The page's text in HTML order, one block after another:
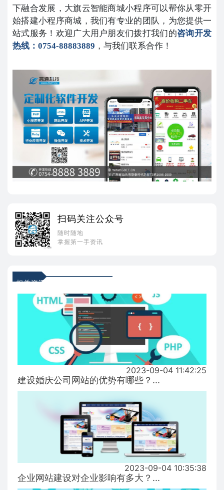
下融合发展，大旗云智能商城小程序可以帮你从零开
始搭建小程序商城，我们有专业的团队，为您提供一
站式服务！欢迎广大用户朋友们拨打我们的咨询开发
热线：0754-88883889 ，与我们联系合作！
扫码关注公众号
随时随地
掌握第一手资讯
相关资讯
2023-09-04 11:42:25
建设婚庆公司网站的优势有哪些？...
2023-09-04 10:35:38
企业网站建设对企业影响有多大？...